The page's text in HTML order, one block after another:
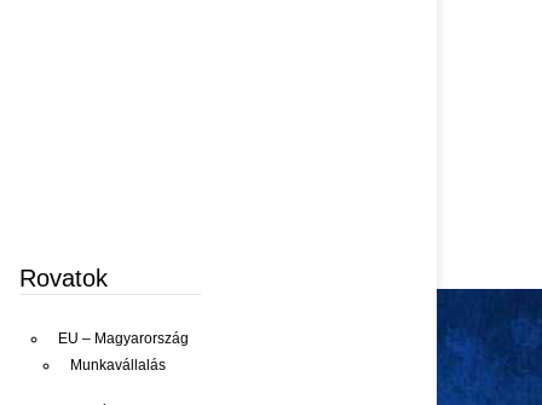
Rovatok
EU – Magyarország
Munkavállalás